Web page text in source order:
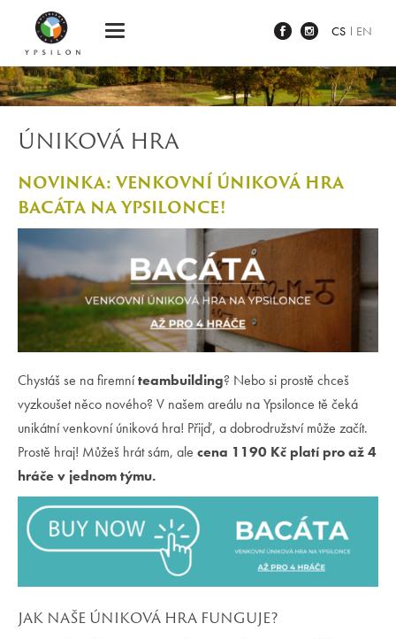
CS EN
ÚNIKOVÁ HRA
NOVINKA: VENKOVNÍ ÚNIKOVÁ HRA
BACÁTA NA YPSILONCE!
Chystáš se na firemníteambuilding? Nebo si prostě chceš
vyzkoušet něco nového? V našem areálu na Ypsilonce tě čeká
unikátní venkovní úniková hra! Přijď, a dobrodružství může začít.
Prostě hraj! Můžeš hrát sám, ale cena 1190 Kč platí pro až 4
hráče v jednom týmu.
JAK NAŠE ÚNIKOVÁ HRA FUNGUJE?